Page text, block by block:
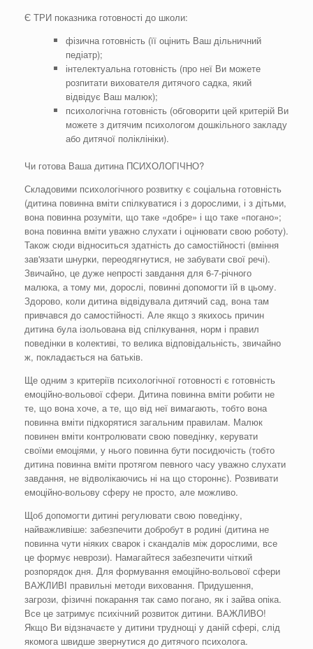
Є ТРИ показника готовності до школи:
фізична готовність (її оцінить Ваш дільничний
педіатр);
інтелектуальна готовність (про неї Ви можете
розпитати вихователя дитячого садка, який
відвідує Ваш малюк);
психологічна готовність (обговорити цей критерій Ви
можете з дитячим психологом дошкільного закладу
або дитячої поліклініки).
Чи готова Ваша дитина ПСИХОЛОГІЧНО?
Складовими психологічного розвитку є соціальна готовність
(дитина повинна вміти спілкуватися і з дорослими, і з дітьми,
вона повинна розуміти, що таке «добре» і що таке «погано»;
вона повинна вміти уважно слухати і оцінювати свою роботу).
Також сюди відноситься здатність до самостійності (вміння
зав'язати шнурки, переодягнутися, не забувати свої речі).
Звичайно, це дуже непрості завдання для 6-7-річного
малюка, а тому ми, дорослі, повинні допомогти їй в цьому.
Здорово, коли дитина відвідувала дитячий сад, вона там
привчався до самостійності. Але якщо з якихось причин
дитина була ізольована від спілкування, норм і правил
поведінки в колективі, то велика відповідальність, звичайно
ж, покладається на батьків.
Ще одним з критеріїв психологічної готовності є готовність
емоційно-вольової сфери. Дитина повинна вміти робити не
те, що вона хоче, а те, що від неї вимагають, тобто вона
повинна вміти підкорятися загальним правилам. Малюк
повинен вміти контролювати свою поведінку, керувати
своїми емоціями, у нього повинна бути посидючість (тобто
дитина повинна вміти протягом певного часу уважно слухати
завдання, не відволікаючись ні на що стороннє). Розвивати
емоційно-вольову сферу не просто, але можливо.
Щоб допомогти дитині регулювати свою поведінку,
найважливіше: забезпечити добробут в родині (дитина не
повинна чути ніяких сварок і скандалів між дорослими, все
це формує неврози). Намагайтеся забезпечити чіткий
розпорядок дня. Для формування емоційно-вольової сфери
ВАЖЛИВІ правильні методи виховання. Придушення,
загрози, фізичні покарання так само погано, як і зайва опіка.
Все це затримує психічний розвиток дитини. ВАЖЛИВО!
Якщо Ви відзначаєте у дитини труднощі у даній сфері, слід
якомога швидше звернутися до дитячого психолога.